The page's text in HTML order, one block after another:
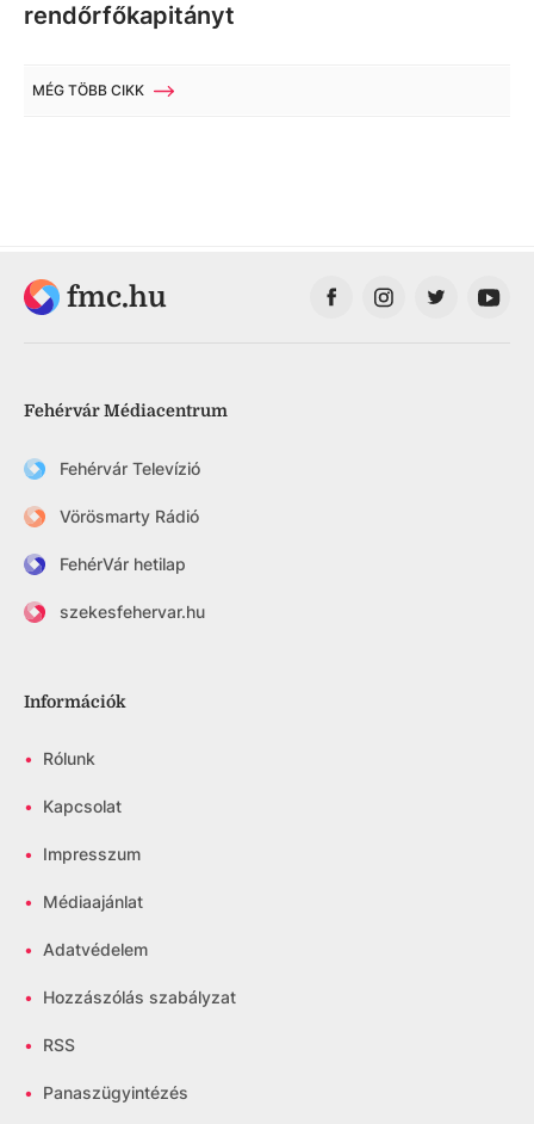
rendőrfőkapitányt
MÉG TÖBB CIKK
fmc.hu
Fehérvár Médiacentrum
Fehérvár Televízió
Vörösmarty Rádió
FehérVár hetilap
szekesfehervar.hu
Információk
• Rólunk
• Kapcsolat
• Impresszum
• Médiaajánlat
• Adatvédelem
• Hozzászólás szabályzat
• RSS
• Panaszügyintézés